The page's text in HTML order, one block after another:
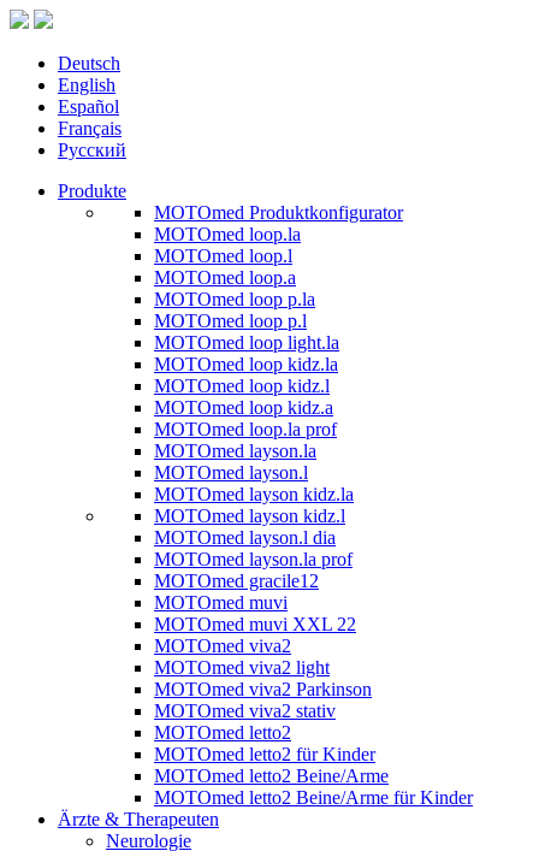
Deutsch
English
Español
Français
Русский
Produkte
MOTOmed Produktkonfigurator
MOTOmed loop.la
MOTOmed loop.l
MOTOmed loop.a
MOTOmed loop p.la
MOTOmed loop p.l
MOTOmed loop light.la
MOTOmed loop kidz.la
MOTOmed loop kidz.l
MOTOmed loop kidz.a
MOTOmed loop.la prof
MOTOmed layson.la
MOTOmed layson.l
MOTOmed layson kidz.la
MOTOmed layson kidz.l
MOTOmed layson.l dia
MOTOmed layson.la prof
MOTOmed gracile12
MOTOmed muvi
MOTOmed muvi XXL 22
MOTOmed viva2
MOTOmed viva2 light
MOTOmed viva2 Parkinson
MOTOmed viva2 stativ
MOTOmed letto2
MOTOmed letto2 für Kinder
MOTOmed letto2 Beine/Arme
MOTOmed letto2 Beine/Arme für Kinder
Ärzte & Therapeuten
Neurologie